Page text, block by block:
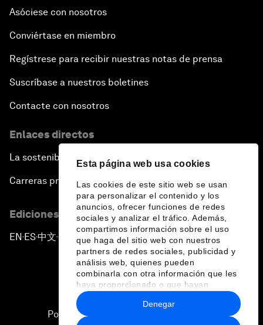
Esta página web usa cookies
Las cookies de este sitio web se usan
para personalizar el contenido y los
anuncios, ofrecer funciones de redes
sociales y analizar el tráfico. Además,
compartimos información sobre el uso
que haga del sitio web con nuestros
partners de redes sociales, publicidad y
análisis web, quienes pueden
combinarla con otra información que les
haya proporcionado o que hayan
recopilado a partir del uso que haya
hecho de sus servicios.
Denegar
Asóciese con nosotros
Conviértase en miembro
Regístrese para recibir nuestras notas de prensa
Suscríbase a nuestros boletines
Contacte con nosotros
Enlaces directos
La sostenibilidad en el Foro
Carreras profesionales
Ediciones en otros idiomas
EN ▪ES▪中文▪ 日本語
Política de privacidad y normas de uso